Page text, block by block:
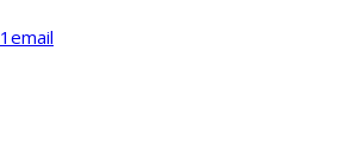
email